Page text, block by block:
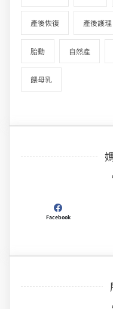
產後恢復 產後護理
胎動 自然產
餵母乳
Facebook